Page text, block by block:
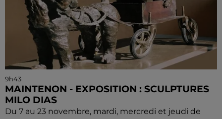
9h43
MAINTENON - EXPOSITION : SCULPTURES
MILO DIAS
Du 7 au 23 novembre, mardi, mercredi et jeudi de